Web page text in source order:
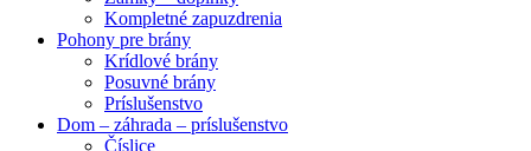
Kompletné zapuzdrenia
Pohony pre brány
Krídlové brány
Posuvné brány
Príslušenstvo
Dom – záhrada – príslušenstvo
Číslice